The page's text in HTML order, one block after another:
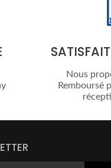
Nous
Remboursé